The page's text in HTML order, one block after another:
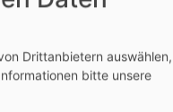
zieht
auch gleich mit ein
Drittanbietern auswählen,
bitte unsere